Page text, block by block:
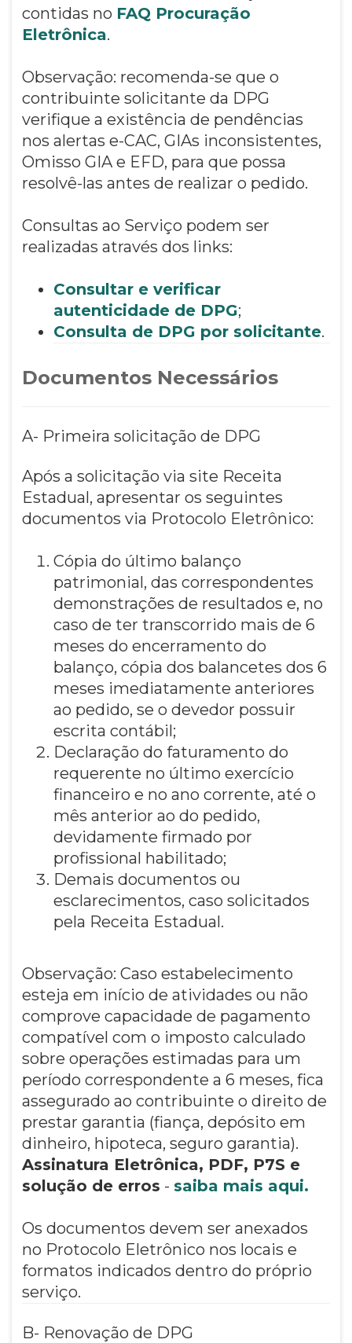
contidas no FAQ Procuração
Eletrônica.
Observação: recomenda-se que o
contribuinte solicitante da DPG
verifique a existência de pendências
nos alertas e-CAC, GIAs inconsistentes,
Omisso GIA e EFD, para que possa
resolvê-las antes de realizar o pedido.
Consultas ao Serviço podem ser
realizadas através dos links:
Consultar e verificar
autenticidade de DPG;
Consulta de DPG por solicitante.
Documentos Necessários
A- Primeira solicitação de DPG
Após a solicitação via site Receita
Estadual, apresentar os seguintes
documentos via Protocolo Eletrônico:
Cópia do último balanço
patrimonial, das correspondentes
demonstrações de resultados e, no
caso de ter transcorrido mais de 6
meses do encerramento do
balanço, cópia dos balancetes dos 6
meses imediatamente anteriores
ao pedido, se o devedor possuir
escrita contábil;
Declaração do faturamento do
requerente no último exercício
financeiro e no ano corrente, até o
mês anterior ao do pedido,
devidamente firmado por
profissional habilitado;
Demais documentos ou
esclarecimentos, caso solicitados
pela Receita Estadual.
Observação: Caso estabelecimento
esteja em início de atividades ou não
comprove capacidade de pagamento
compatível com o imposto calculado
sobre operações estimadas para um
período correspondente a 6 meses, fica
assegurado ao contribuinte o direito de
prestar garantia (fiança, depósito em
dinheiro, hipoteca, seguro garantia).
Assinatura Eletrônica, PDF, P7S e
solução de erros - saiba mais aqui.
Os documentos devem ser anexados
no Protocolo Eletrônico nos locais e
formatos indicados dentro do próprio
serviço.
B- Renovação de DPG